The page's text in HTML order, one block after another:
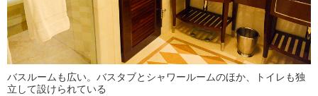
バスルームも広い。バスタブとシャワールームのほか、トイレも独
立して設けられている